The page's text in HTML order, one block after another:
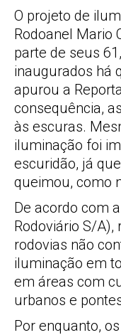
O projeto de
Rodoanel Mario
parte de seus
inaugurados há
apurou a
consequência,
às escuras.
iluminação foi
escuridão, já
queimou, como
De acordo com
Rodoviário S/A),
rodovias não
iluminação em
em áreas com
urbanos e
Por enquanto,